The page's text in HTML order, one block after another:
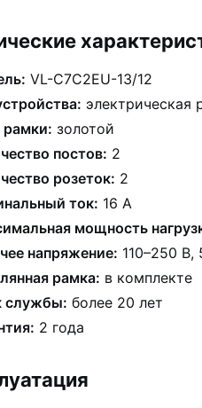
VL-C7C2EU-13/12
электрическая
рамки: золотой
постов: 2
розеток: 2
ток: 16 А
мощность
напряжение: 110–250 В,
рамка: в комплекте
службы: более 20 лет
2 года